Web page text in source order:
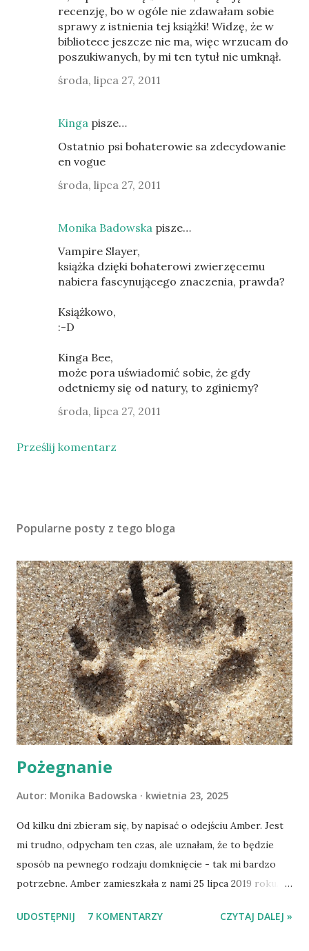
recenzję, bo w ogóle nie zdawałam sobie
sprawy z istnienia tej książki! Widzę, że w
bibliotece jeszcze nie ma, więc wrzucam do
poszukiwanych, by mi ten tytuł nie umknął.
środa, lipca 27, 2011
Kinga pisze…
Ostatnio psi bohaterowie sa zdecydowanie
en vogue
środa, lipca 27, 2011
Monika Badowska pisze…
Vampire Slayer,
książka dzięki bohaterowi zwierzęcemu
nabiera fascynującego znaczenia, prawda?
Książkowo,
:-D
Kinga Bee,
może pora uświadomić sobie, że gdy
odetniemy się od natury, to zginiemy?
środa, lipca 27, 2011
Prześlij komentarz
Popularne posty z tego bloga
Pożegnanie
Autor: Monika Badowska kwietnia 23, 2025
Od kilku dni zbieram się, by napisać o odejściu Amber. Jest
mi trudno, odpycham ten czas, ale uznałam, że to będzie
sposób na pewnego rodzaju domknięcie - tak mi bardzo
potrzebne. Amber zamieszkała z nami 25 lipca 2019 roku.
Mazowieckim, pojechaliśmy na wizytę zapoznawczą, a kilka
UDOSTĘPNIJ 7 KOMENTARZY CZYTAJ DALEJ »